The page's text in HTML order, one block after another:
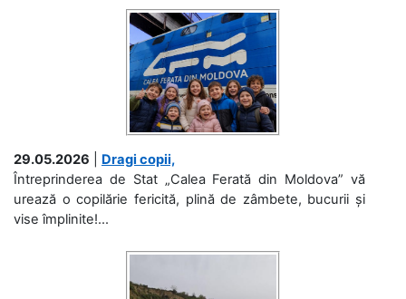
29.05.2026
Dragi copii,
Întreprinderea de Stat „Calea Ferată din Moldova” vă
urează o copilărie fericită, plină de zâmbete, bucurii și
vise împlinite!...